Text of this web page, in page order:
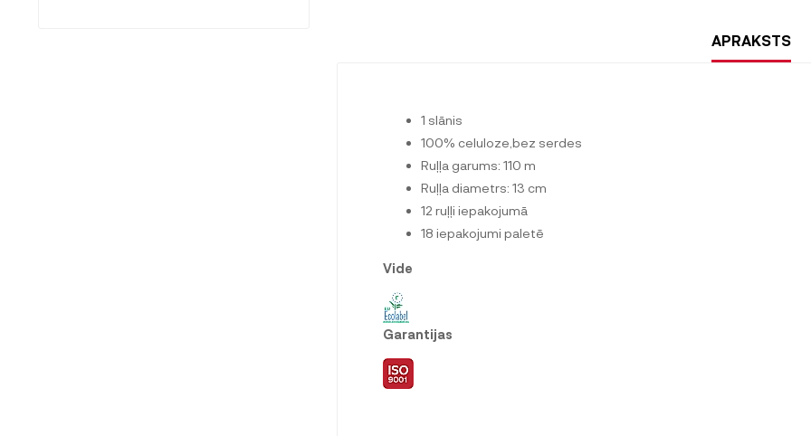
APRAKSTS
1 slānis
100% celuloze,bez serdes
Ruļļa garums: 110 m
Ruļļa diametrs: 13 cm
12 ruļļi iepakojumā
18 iepakojumi paletē
Vide
Garantijas